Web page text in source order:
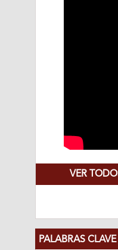
VER
PALABRAS CLAVE